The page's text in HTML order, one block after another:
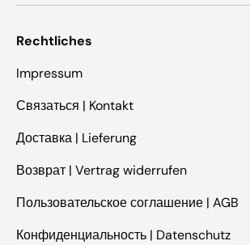
Rechtliches
Impressum
Связаться | Kontakt
Доставка | Lieferung
Возврат | Vertrag widerrufen
Пользовательское соглашение | AGB
Конфиденциальность | Datenschutz